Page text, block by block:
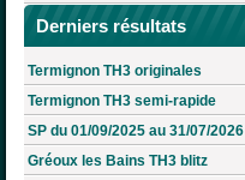
Derniers résultats
Termignon TH3 originales
Termignon TH3 semi-rapide
SP du 01/09/2025 au 31/07/2026
Gréoux les Bains TH3 blitz